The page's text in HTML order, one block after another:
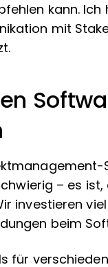
kann.
mit
– es
investieren
beim
für